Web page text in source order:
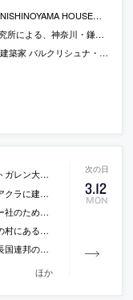
出身の映画監督が撮影したドキュメンタリーの上映会が開催
倉の住宅「海風の家」の内覧会が開催
シが受賞。審査員の中には妹島和世も。
3.12
MON
ーの提案の画像
大聖堂の画像
リッド車の写真
した住宅の写真
施設の画像
ほか